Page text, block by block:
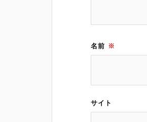
名前 ※
サイト